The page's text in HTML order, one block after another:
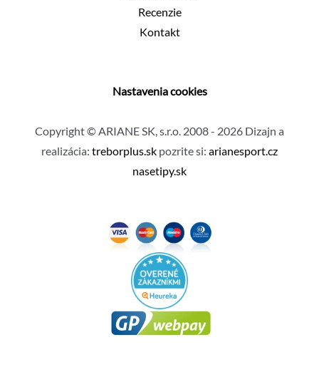
Recenzie
Kontakt
Nastavenia cookies
Copyright © ARIANE SK, s.r.o. 2008 - 2026 Dizajn a
realizácia: treborplus.sk pozrite si: arianesport.cz
nasetipy.sk